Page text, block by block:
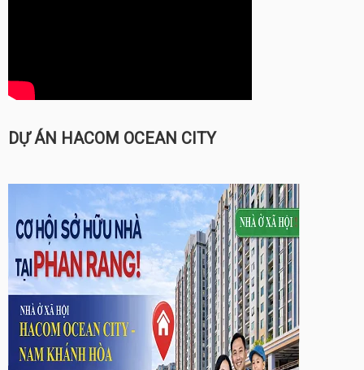
DỰ ÁN HACOM OCEAN CITY